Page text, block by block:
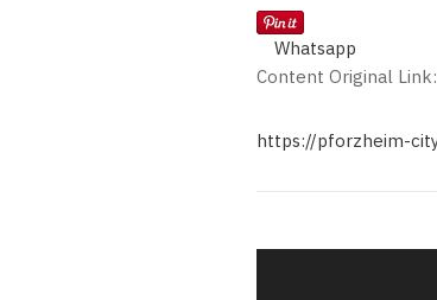
Whatsapp
Content Original Link:
https://pforzheim-